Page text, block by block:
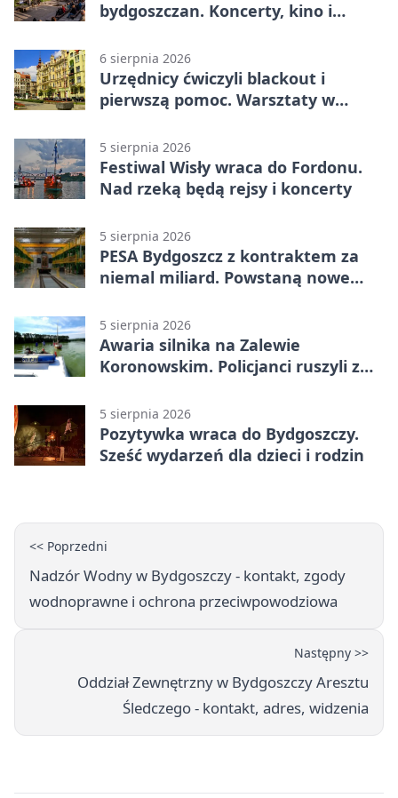
bydgoszczan. Koncerty, kino i
6 sierpnia 2026
Urzędnicy ćwiczyli blackout i
pierwszą pomoc. Warsztaty w
5 sierpnia 2026
Festiwal Wisły wraca do Fordonu.
Nad rzeką będą rejsy i koncerty
5 sierpnia 2026
PESA Bydgoszcz z kontraktem za
niemal miliard. Powstaną nowe
5 sierpnia 2026
Awaria silnika na Zalewie
Koronowskim. Policjanci ruszyli z
5 sierpnia 2026
Pozytywka wraca do Bydgoszczy.
Sześć wydarzeń dla dzieci i rodzin
<< Poprzedni
Nadzór Wodny w Bydgoszczy - kontakt, zgody
wodnoprawne i ochrona przeciwpowodziowa
Następny >>
Oddział Zewnętrzny w Bydgoszczy Aresztu
Śledczego - kontakt, adres, widzenia